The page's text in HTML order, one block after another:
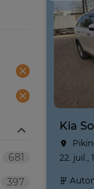
Kia
22. juil.,
681
397